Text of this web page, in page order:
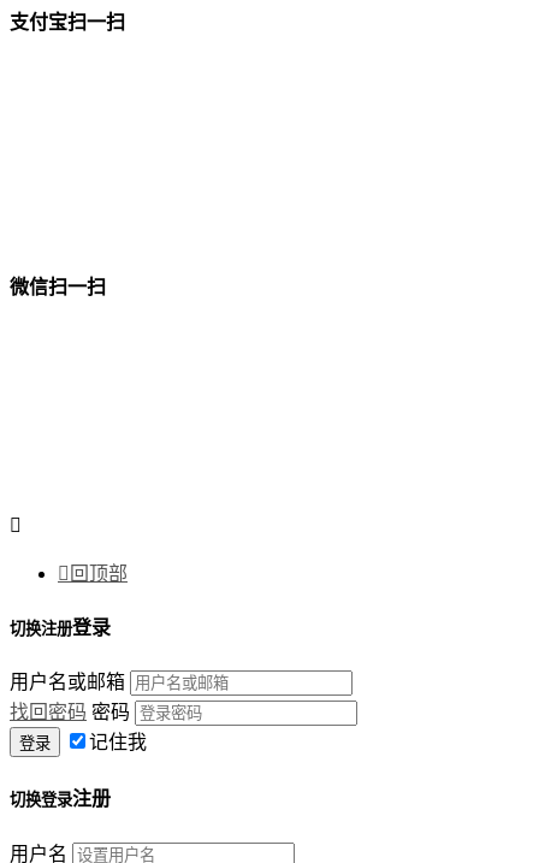
支付宝扫一扫
微信扫一扫

 回顶部
切换注册登录
用户名或邮箱
找回密码 密码
记住我
切换登录注册
用户名